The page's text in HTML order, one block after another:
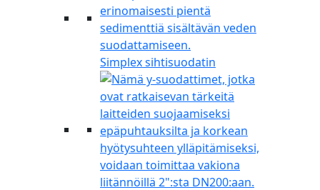
Simplex sihtisuodatin